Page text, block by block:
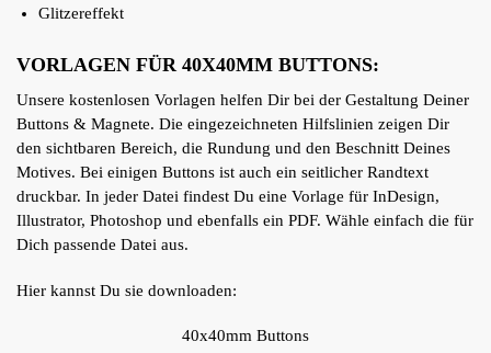
Glitzereffekt
VORLAGEN FÜR 40X40MM BUTTONS:
Unsere kostenlosen Vorlagen helfen Dir bei der Gestaltung Deiner
Buttons & Magnete. Die eingezeichneten Hilfslinien zeigen Dir
den sichtbaren Bereich, die Rundung und den Beschnitt Deines
Motives. Bei einigen Buttons ist auch ein seitlicher Randtext
druckbar. In jeder Datei findest Du eine Vorlage für InDesign,
Illustrator, Photoshop und ebenfalls ein PDF. Wähle einfach die für
Dich passende Datei aus.
Hier kannst Du sie downloaden:
40x40mm Buttons